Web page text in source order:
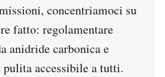
concentriamoci su
fatto: regolamentare
anidride carbonica e
pulita accessibile a tutti.